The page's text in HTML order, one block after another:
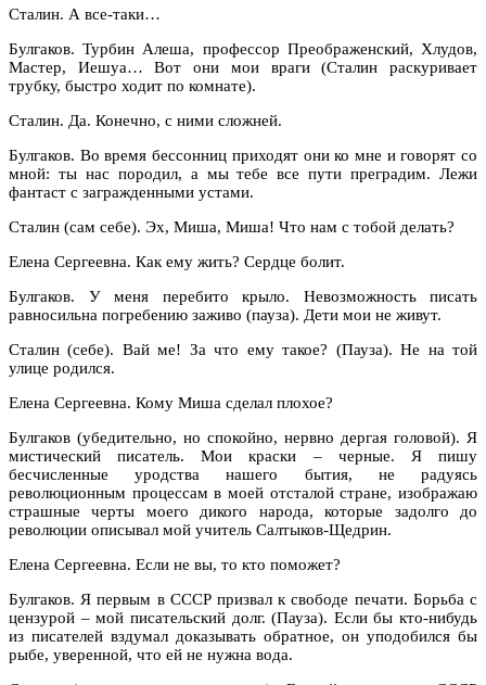
Сталин. А все-таки…
Булгаков. Турбин Алеша, профессор Преображенский, Хлудов,
Мастер, Иешуа… Вот они мои враги (Сталин раскуривает
трубку, быстро ходит по комнате).
Сталин. Да. Конечно, с ними сложней.
Булгаков. Во время бессонниц приходят они ко мне и говорят со
мной: ты нас породил, а мы тебе все пути преградим. Лежи
фантаст с загражденными устами.
Сталин (сам себе). Эх, Миша, Миша! Что нам с тобой делать?
Елена Сергеевна. Как ему жить? Сердце болит.
Булгаков. У меня перебито крыло. Невозможность писать
равносильна погребению заживо (пауза). Дети мои не живут.
Сталин (себе). Вай ме! За что ему такое? (Пауза). Не на той
улице родился.
Елена Сергеевна. Кому Миша сделал плохое?
Булгаков (убедительно, но спокойно, нервно дергая головой). Я
мистический писатель. Мои краски – черные. Я пишу
бесчисленные уродства нашего бытия, не радуясь
революционным процессам в моей отсталой стране, изображаю
страшные черты моего дикого народа, которые задолго до
революции описывал мой учитель Салтыков-Щедрин.
Елена Сергеевна. Если не вы, то кто поможет?
Булгаков. Я первым в СССР призвал к свободе печати. Борьба с
цензурой – мой писательский долг. (Пауза). Если бы кто-нибудь
из писателей вздумал доказывать обратное, он уподобился бы
рыбе, уверенной, что ей не нужна вода.